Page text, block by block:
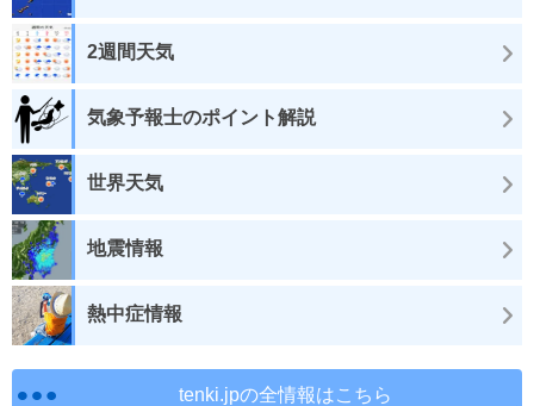
2週間天気
気象予報士のポイント解説
世界天気
地震情報
熱中症情報
tenki.jpの全情報はこちら